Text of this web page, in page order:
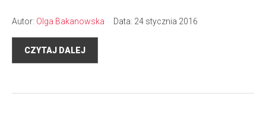
Autor: Olga Bakanowska Data: 24 stycznia 2016
CZYTAJ DALEJ